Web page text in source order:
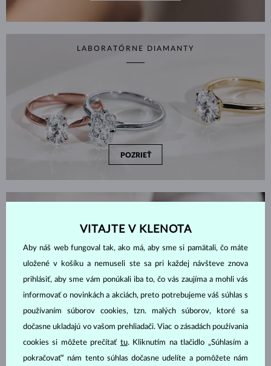
LABORATÓRNE DIAMANTY
POZRIEŤ
VITAJTE V KLENOTA
Aby náš web fungoval tak, ako má, aby sme si pamätali, čo máte
uložené v košíku a nemuseli ste sa pri každej návšteve znova
prihlásiť, aby sme vám ponúkali iba to, čo vás zaujíma a mohli vás
informovať o novinkách a akciách, preto potrebujeme váš súhlas s
používaním súborov cookies, tzn. malých súborov, ktoré sa
dočasne ukladajú vo vašom prehliadači. Viac o zásadách používania
cookies si môžete prečítať tu. Kliknutím na tlačidlo „Súhlasím a
pokračovať“ nám tento súhlas dočasne udelíte a pomôžete nám